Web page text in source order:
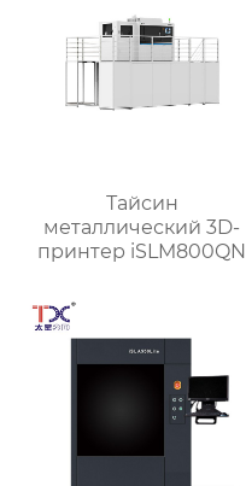
Тайсин
металлический 3D-
принтер iSLM800QN